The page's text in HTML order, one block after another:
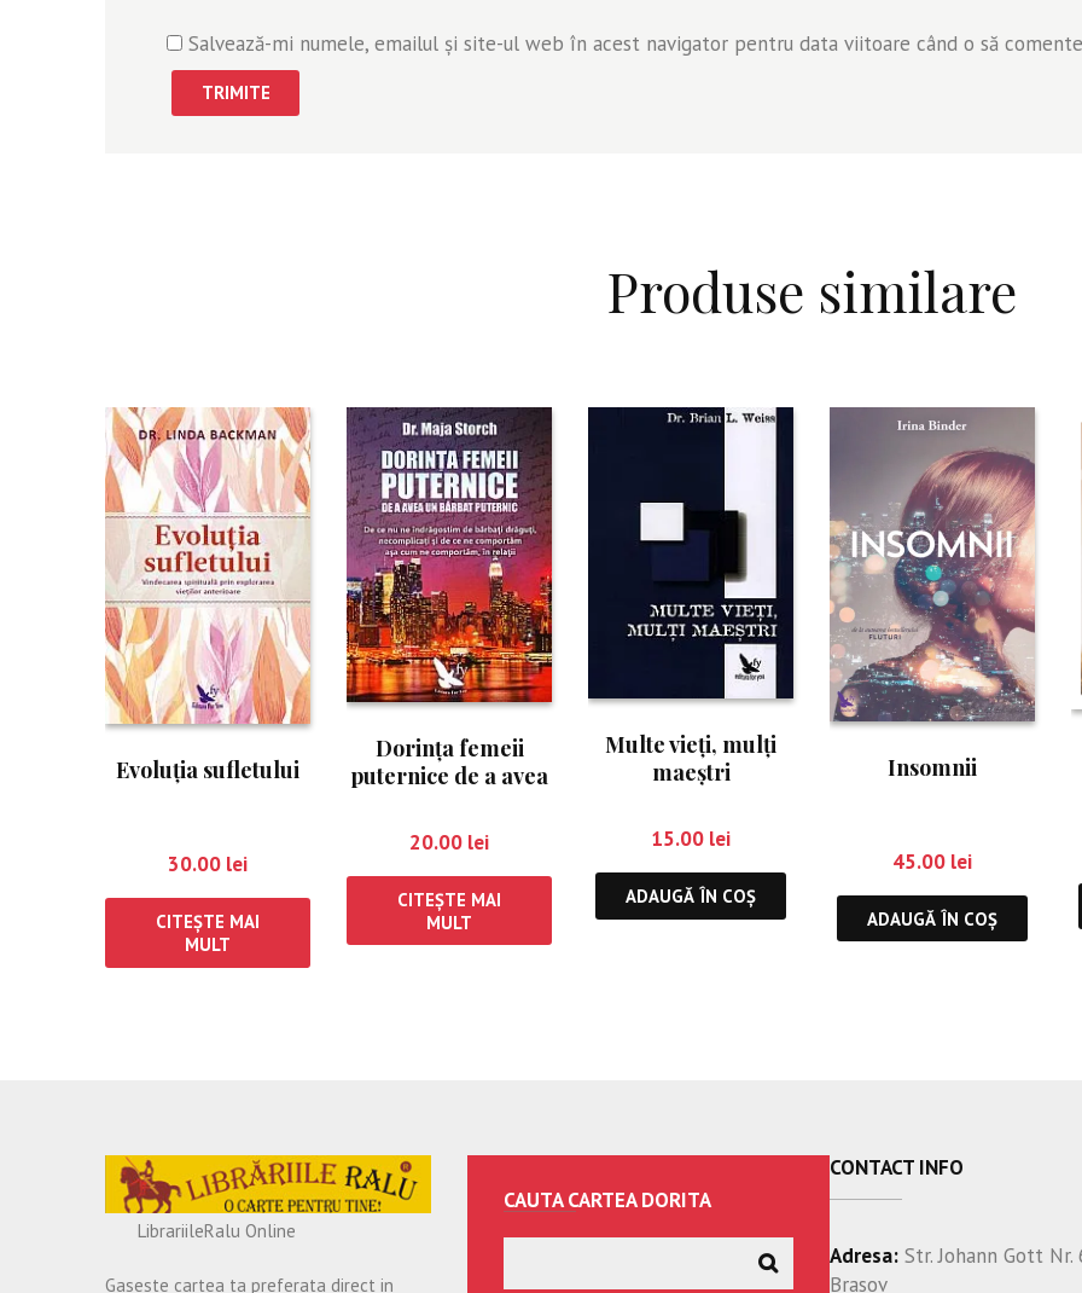
Salvează-mi numele, emailul și site-ul web în acest navigator pentru data viitoare când o să
Produse similare
Evoluţia sufletului
30.00 lei
CITEȘTE MAI
MULT
Dorinţa femeii
puternice de a avea
20.00 lei
CITEȘTE MAI
MULT
Multe vieţi, mulţi
maeştri
15.00 lei
ADAUGĂ ÎN COȘ
Insomnii
45.00 lei
ADAUGĂ ÎN COȘ
LibrariileRalu Online
Gaseste cartea ta preferata direct in
CAUTA CARTEA DORITA
CONTACT INFO
Adresa: Str. Johann Gott Nr.
Brasov